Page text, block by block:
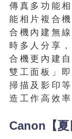
傳真多功能
能相片複合
合機內建無
時多人分享
合機更內建
雙工面板」
掃描及影印
造工作高效率
Canon【夏